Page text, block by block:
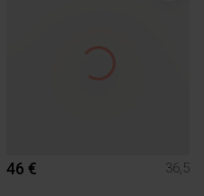
46 € 36,5